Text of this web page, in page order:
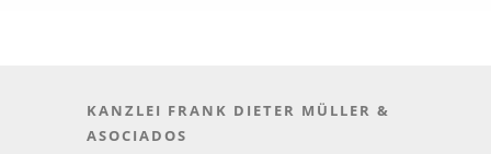
KANZLEI FRANK DIETER MÜLLER &
ASOCIADOS